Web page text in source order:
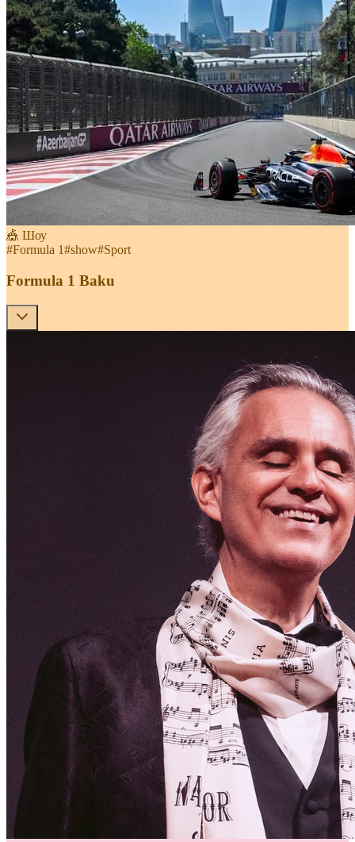
🎪 Шоу
#Formula 1#show#Sport
Formula 1 Baku